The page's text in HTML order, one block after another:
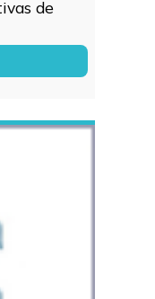
de